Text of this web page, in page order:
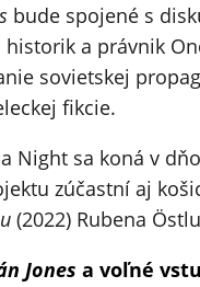
bude spojené s
a právnik
sovietskej
fikcie.
Night sa koná v
zúčastní aj
(2022) Rubena
Jones a voľné